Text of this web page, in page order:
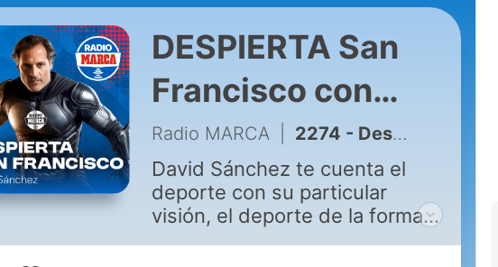
DESPIERTA San
Francisco con
David Sánchez
Radio MARCA 2274 - Despierta San Francisco. 31 de julio de 2026 (Programa completo)
David Sánchez te cuenta el
deporte con su particular
visión, el deporte de la forma